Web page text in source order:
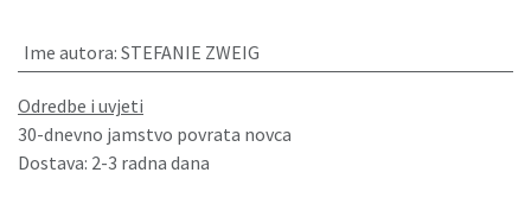
Ime autora: STEFANIE ZWEIG
Odredbe i uvjeti
30-dnevno jamstvo povrata novca
Dostava: 2-3 radna dana